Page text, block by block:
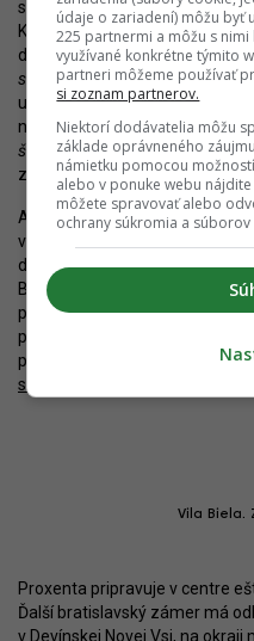
spoločnosti však naznačuje, že
Kesselbaueru. V odpovedi pre
developer špecifikuje.„Projekt
stavebným povolením. Proces
upozorňuje Škodáček, hoci na
nebadať. Iné detaily o Vile
štandard ešte nie je
zhŕňa riaditeľ developmentu v
Autorom architektúry je
vizualizácie sľubujú dobrú
dobre nadviaže na postupne
Banskobystrická ulica bola
prehliadaná, už onedlho by sa
pôsobiacu mestskú ulicu.
približne v roku 2024, sa v
s galériou
Vila Biela.
Proxenta pripravuje v centre
Ďalší bratislavský zámer má
v Devínskej Novej Vsi, na
údaje o zariadení) môžu byť
225 partnermi a môžu s
využívané konkrétne týmito
partneri môžeme používať
si zoznam partnerov.
Niektorí dodávatelia môžu
základe oprávneného
námietku pomocou
alebo v ponuke webu
môžete spravovať alebo
ochrany súkromia a súborov